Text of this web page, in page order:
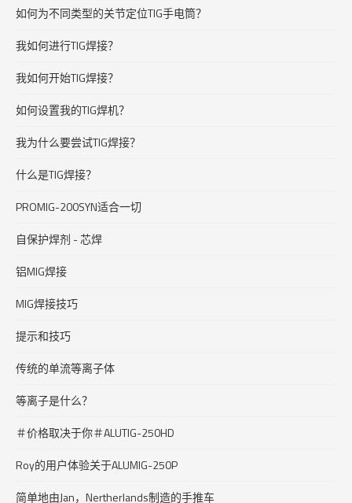
如何为不同类型的关节定位TIG手电筒？
我如何进行TIG焊接？
我如何开始TIG焊接？
如何设置我的TIG焊机？
我为什么要尝试TIG焊接？
什么是TIG焊接？
PROMIG-200SYN适合一切
自保护焊剂 - 芯焊
铝MIG焊接
MIG焊接技巧
提示和技巧
传统的单流等离子体
等离子是什么？
＃价格取决于你＃ALUTIG-250HD
Roy的用户体验关于ALUMIG-250P
简单地由Jan，Nertherlands制造的手推车